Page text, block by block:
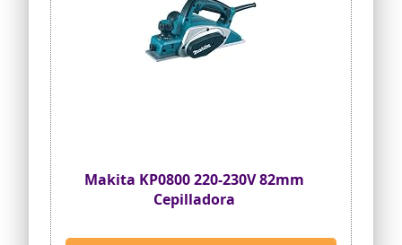
Makita KP0800 220-230V 82mm
Cepilladora